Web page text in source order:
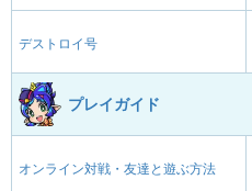
デストロイ号
プレイガイド
オンライン対戦・友達と遊ぶ方法